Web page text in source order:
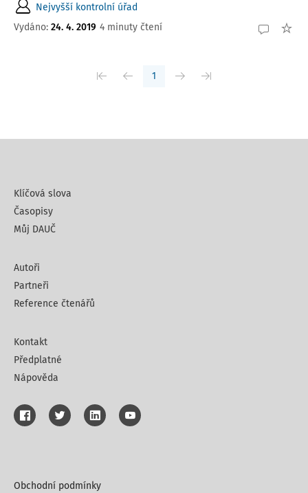
Nejvyšší kontrolní úřad
Vydáno: 24. 4. 2019 4 minuty čtení
1
Klíčová slova
Časopisy
Můj DAUČ
Autoři
Partneři
Reference čtenářů
Kontakt
Předplatné
Nápověda
Obchodní podmínky